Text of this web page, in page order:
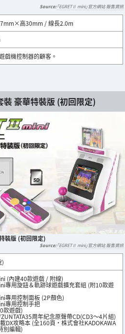
「EGRETⅡ mini」官方網站 販售資訊
高30mm / 線長2.0m
戲機控制器的顧客。
豪華特裝版 (初回限定)
裝版 (初回限定)
「EGRETⅡ mini」官方網站 販售資訊
)
(內建40款遊戲 / 附線)
專用旋鈕＆軌跡球遊戲擴充套組 (附10款遊
專用控制面板 (2P顏色)
專用控制手把
款遊戲)
周年紀念原聲帶CD(CD3～4片組)
DX攻略本 (全160頁・株式會社KADOKAWA
別編輯)